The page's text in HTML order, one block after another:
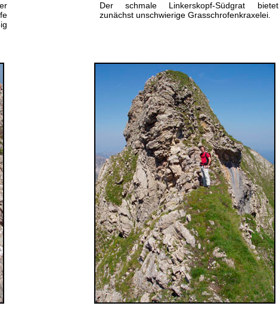
Der schmale Linkerskopf-Südgrat bietet
zunächst unschwierige Grasschrofenkraxelei.